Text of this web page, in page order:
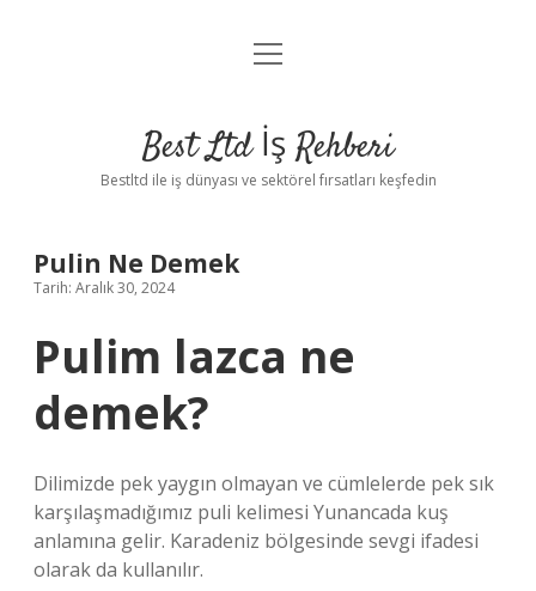
Anasayfa
Yasal Uyarı
menüyü
Best Ltd İş Rehberi
Bestltd ile iş dünyası ve sektörel fırsatları keşfedin
Pulin Ne Demek
Tarih: Aralık 30, 2024
Pulim lazca ne
demek?
Dilimizde pek yaygın olmayan ve cümlelerde pek sık
karşılaşmadığımız puli kelimesi Yunancada kuş
anlamına gelir. Karadeniz bölgesinde sevgi ifadesi
olarak da kullanılır.